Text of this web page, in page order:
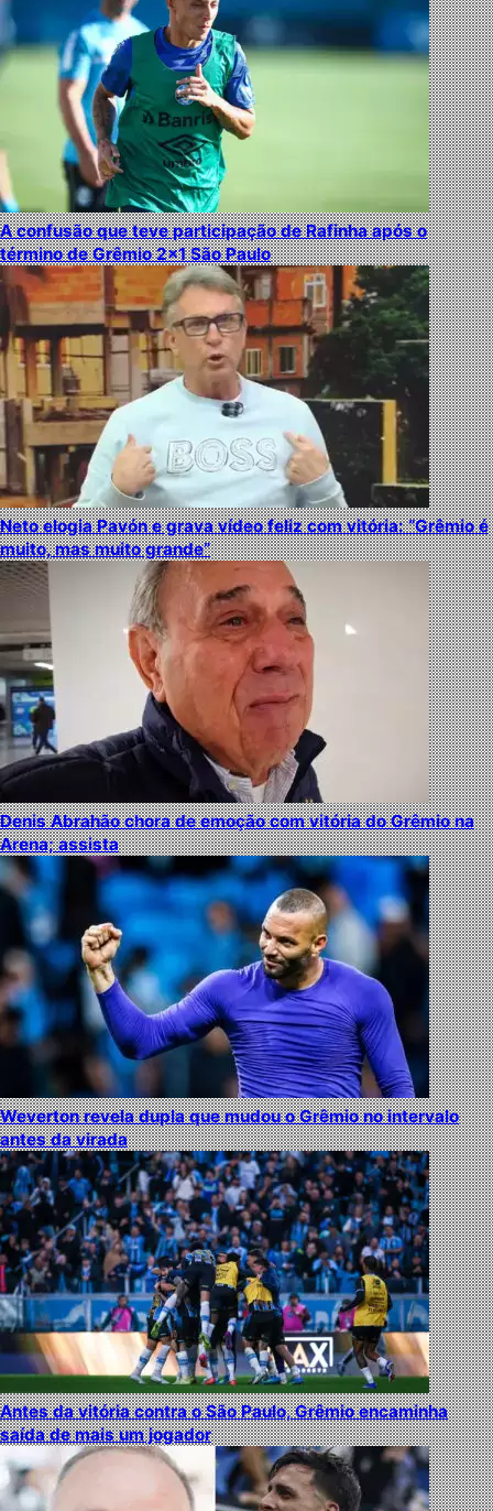
A confusão que teve participação de Rafinha após o
término de Grêmio 2×1 São Paulo
Neto elogia Pavón e grava vídeo feliz com vitória: “Grêmio é
muito, mas muito grande”
Denis Abrahão chora de emoção com vitória do Grêmio na
Arena; assista
Weverton revela dupla que mudou o Grêmio no intervalo
antes da virada
Antes da vitória contra o São Paulo, Grêmio encaminha
saída de mais um jogador